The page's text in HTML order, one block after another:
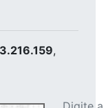
,